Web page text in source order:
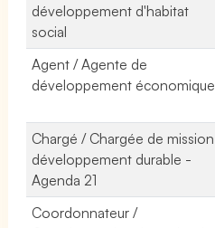
développement d'habitat
social
Agent / Agente de
développement économique
Chargé / Chargée de mission
développement durable -
Agenda 21
Coordonnateur /